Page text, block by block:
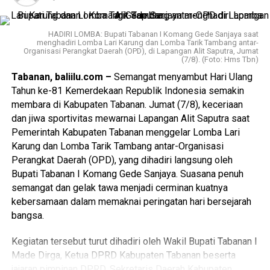
sejumlah arahan terkait tata kelola kepemiluan dan
kepartaian, termasuk pentingnya pemutakhiran data partai
politik secara berkelanjutan melalui Sistem Informasi
Partai Politik (Sipol).
Partai politik didorong untuk secara proaktif melakukan
pemutakhiran data dan tidak menganggap data
keanggotaan bersifat tetap. KPU Kabupaten/Kota juga
diharapkan terus membangun komunikasi dengan partai
politik agar data kepengurusan dan keanggotaan yang
tercatat dalam Sipol tetap akurat dan mutakhir.
Dalam konteks PAW Anggota DPRD, bimbingan teknis
menekankan pentingnya ketelitian dalam pemeriksaan
dokumen, pemenuhan persyaratan calon pengganti sesuai
ketentuan, serta koordinasi yang efektif antara KPU, DPRD,
HADIRI LOMBA: Bupati Tabanan I Komang Gede Sanjaya saat
menghadiri Lomba Lari Karung dan Lomba Tarik Tambang antar-
Organisasi Perangkat Daerah (OPD), di Lapangan Alit Saputra, Jumat
(7/8). (Foto: Hms Tbn)
Tabanan, baliilu.com – Semangat menyambut Hari Ulang
Tahun ke-81 Kemerdekaan Republik Indonesia semakin
membara di Kabupaten Tabanan. Jumat (7/8), keceriaan
dan jiwa sportivitas mewarnai Lapangan Alit Saputra saat
Pemerintah Kabupaten Tabanan menggelar Lomba Lari
Karung dan Lomba Tarik Tambang antar-Organisasi
Perangkat Daerah (OPD), yang dihadiri langsung oleh
Bupati Tabanan I Komang Gede Sanjaya. Suasana penuh
semangat dan gelak tawa menjadi cerminan kuatnya
kebersamaan dalam memaknai peringatan hari bersejarah
bangsa.
Kegiatan tersebut turut dihadiri oleh Wakil Bupati Tabanan I
Made Dirga, Ketua DPRD Kabupaten Tabanan beserta